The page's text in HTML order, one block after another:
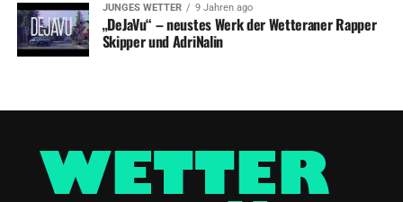
JUNGES WETTER 9 Jahren ago
„DeJaVu“ – neustes Werk der Wetteraner Rapper
Skipper und AdriNalin